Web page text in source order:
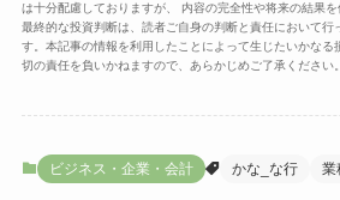
は十分配慮しておりますが、 内容の完全性や将来の結果を
最終的な投資判断は、読者ご自身の判断と責任において行
す。本記事の情報を利用したことによって生じたいかなる
切の責任を負いかねますので、あらかじめご了承ください。
ビジネス・企業・会計 かな_な行 業